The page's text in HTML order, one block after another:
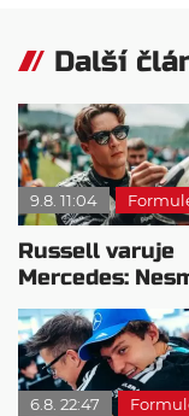
Další
9.8. 11:04
Russell varuje
Mercedes:
usnout na
6.8. 22:47